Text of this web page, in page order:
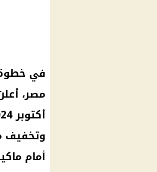
مصر،
وتخفيف
أمام